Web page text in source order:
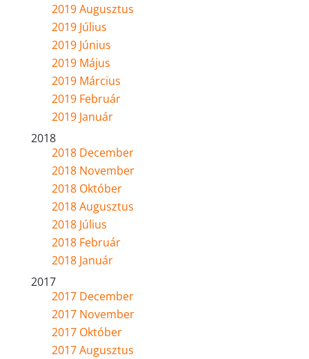
2019 Augusztus
2019 Július
2019 Június
2019 Május
2019 Március
2019 Február
2019 Január
2018
2018 December
2018 November
2018 Október
2018 Augusztus
2018 Július
2018 Február
2018 Január
2017
2017 December
2017 November
2017 Október
2017 Augusztus